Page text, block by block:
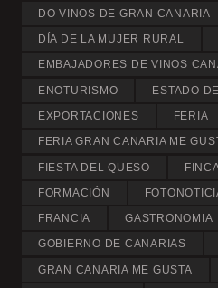
DO VINOS DE GRAN CANARIA
DÍA DE LA MUJER RURAL
EMBAJADORES DE VINOS
ENOTURISMO ESTADO
EXPORTACIONES FERIA
FERIA GRAN CANARIA ME
FIESTA DEL QUESO
FORMACIÓN
FRANCIA GASTRONOMIA
GOBIERNO DE CANARIAS
GRAN CANARIA ME GUSTA